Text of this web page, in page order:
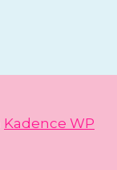
Kadence WP